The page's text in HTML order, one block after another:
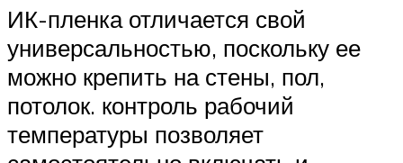
ИК-пленка отличается свой
универсальностью, поскольку ее
можно крепить на стены, пол,
потолок. контроль рабочий
температуры позволяет